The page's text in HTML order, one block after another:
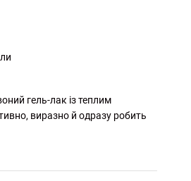
гель-лак із теплим
виразно й одразу робить